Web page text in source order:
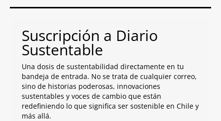
Suscripción a Diario
Sustentable
Una dosis de sustentabilidad directamente en tu
bandeja de entrada. No se trata de cualquier correo,
sino de historias poderosas, innovaciones
sustentables y voces de cambio que están
redefiniendo lo que significa ser sostenible en Chile y
más allá.